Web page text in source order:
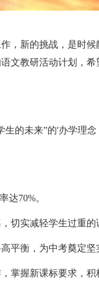
，新的挑战，是时
文教研活动计划，希
的未来”的'办学理
达70%。
切实减轻学生过重的
平衡，为中考奠定坚
掌握新课标要求，积